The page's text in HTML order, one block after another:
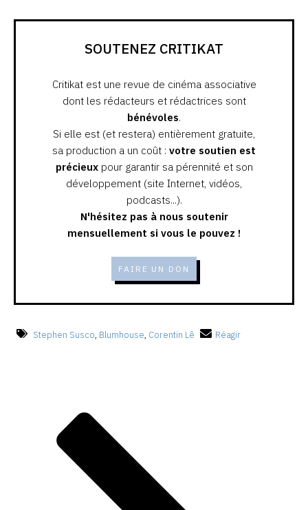
SOUTENEZ CRITIKAT
Critikat est une revue de cinéma associative
dont les rédacteurs et rédactrices sont
bénévoles.
Si elle est (et restera) entièrement gratuite,
sa production a un coût : votre soutien est
précieuxpour garantir sa pérennité et son
développement (site Internet, vidéos,
podcasts...).
N'hésitez pas à nous soutenir
mensuellement si vous le pouvez !
FAIRE UN DON
Stephen Susco, Blumhouse, Corentin Lê Réagir